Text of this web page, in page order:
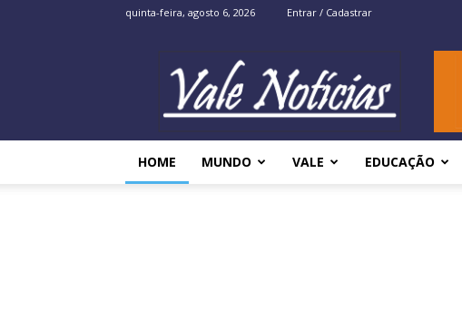
quinta-feira, agosto 6, 2026 Entrar / Cadastrar
Noticias
HOME MUNDO VALE EDUCAÇÃO